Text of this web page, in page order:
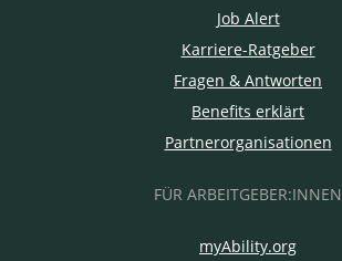
Job Alert
Karriere-Ratgeber
Fragen & Antworten
Benefits erklärt
Partnerorganisationen
FÜR ARBEITGEBER:INNEN
myAbility.org